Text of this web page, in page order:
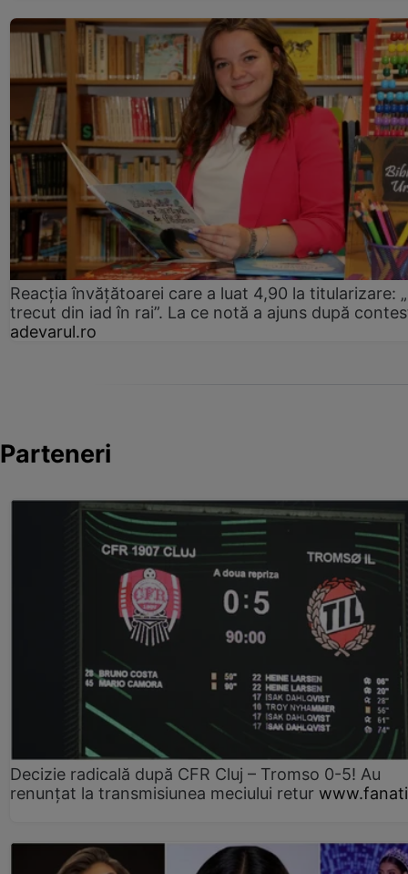
Reacția învățătoarei care a luat 4,90 la titularizare:
trecut din iad în rai”. La ce notă a ajuns după
adevarul.ro
Parteneri
Decizie radicală după CFR Cluj – Tromso 0-5! Au
renunțat la transmisiunea meciului retur